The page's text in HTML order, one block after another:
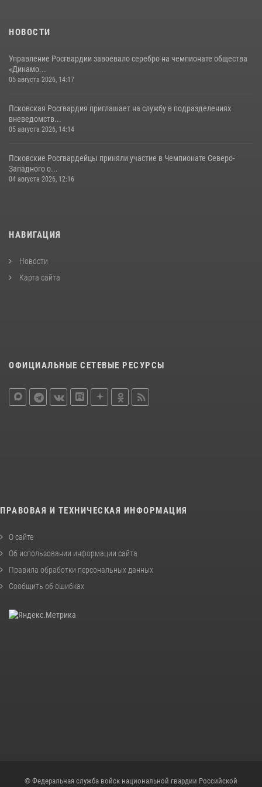
23 июля 2026, 13:19
НОВОСТИ
Управление Росгвардии завоевало серебро на чемпионате общества
«Динамо...
05 августа 2026, 14:17
Псковская Росгвардия приглашает на службу в подразделениях
вневедомств...
05 августа 2026, 14:14
Псковские Росгвардейцы приняли участие в Чемпионате Северо-
Западного о...
04 августа 2026, 12:16
НАВИГАЦИЯ
Новости
Карта сайта
ОФИЦИАЛЬНЫЕ СЕТЕВЫЕ РЕСУРСЫ
ПРАВОВАЯ И ТЕХНИЧЕСКАЯ ИНФОРМАЦИЯ
О сайте
Об использовании информации сайта
Правила обработки персональных данных
Сообщить об ошибках
© Федеральная служба войск национальной гвардии Российской